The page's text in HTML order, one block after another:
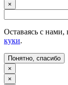
×
Оставаясь с нами,
куки.
Понятно, спасибо
×
×